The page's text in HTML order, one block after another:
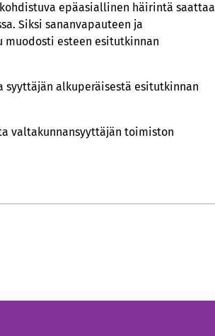
epäasiallinen häirintä saattaa
Siksi sananvapauteen ja
esteen esitutkinnan
alkuperäisestä esitutkinnan
valtakunnansyyttäjän toimiston